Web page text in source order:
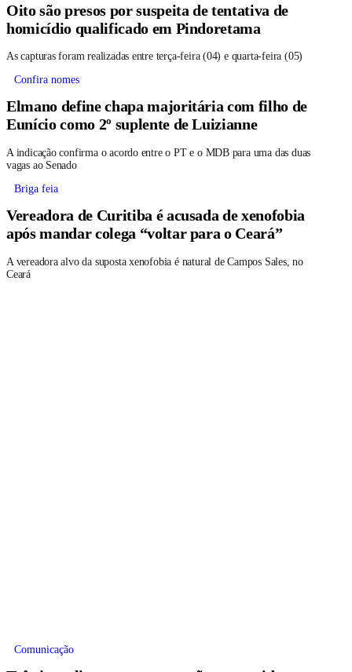
Oito são presos por suspeita de tentativa de
homicídio qualificado em Pindoretama
As capturas foram realizadas entre terça-feira (04) e quarta-feira (05)
Confira nomes
Elmano define chapa majoritária com filho de
Eunício como 2º suplente de Luizianne
A indicação confirma o acordo entre o PT e o MDB para uma das duas
vagas ao Senado
Briga feia
Vereadora de Curitiba é acusada de xenofobia
após mandar colega “voltar para o Ceará”
A vereadora alvo da suposta xenofobia é natural de Campos Sales, no
Ceará
Comunicação